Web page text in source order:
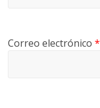
Correo electrónico*